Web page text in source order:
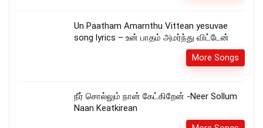
Un Paatham Amarnthu Vittean yesuvae
song lyrics – உன் பாதம் அமர்ந்து விட்டேன்
More Songs
நீர் சொல்லும் நான் கேட்கிறேன் -Neer Sollum
Naan Keatkirean